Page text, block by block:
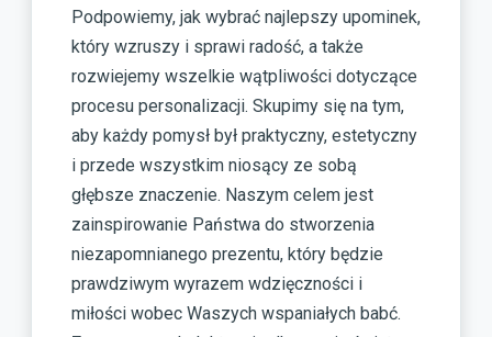
Podpowiemy, jak wybrać najlepszy upominek,
który wzruszy i sprawi radość, a także
rozwiejemy wszelkie wątpliwości dotyczące
procesu personalizacji. Skupimy się na tym,
aby każdy pomysł był praktyczny, estetyczny
i przede wszystkim niosący ze sobą
głębsze znaczenie. Naszym celem jest
zainspirowanie Państwa do stworzenia
niezapomnianego prezentu, który będzie
prawdziwym wyrazem wdzięczności i
miłości wobec Waszych wspaniałych babć.